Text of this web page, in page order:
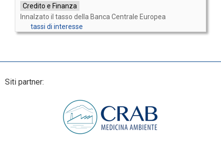
Credito e Finanza
Innalzato il tasso della Banca Centrale Europea
tassi di interesse
Siti partner: